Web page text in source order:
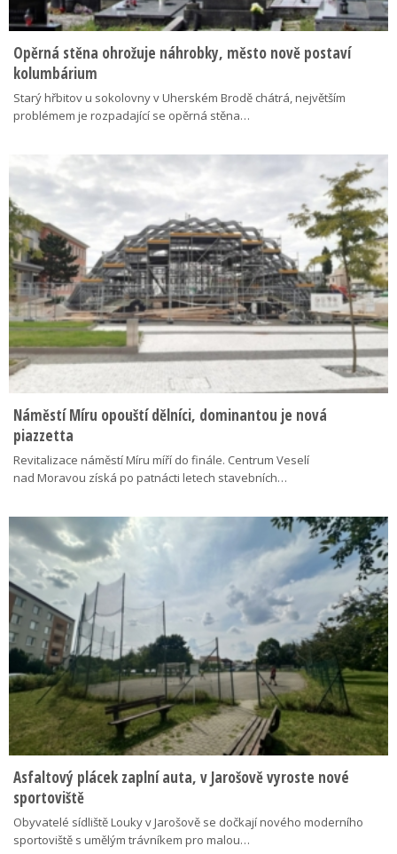
Opěrná stěna ohrožuje náhrobky, město nově postaví
kolumbárium
Starý hřbitov u sokolovny v Uherském Brodě chátrá, největším
problémem je rozpadající se opěrná stěna…
Náměstí Míru opouští dělníci, dominantou je nová
piazzetta
Revitalizace náměstí Míru míří do finále. Centrum Veselí
nad Moravou získá po patnácti letech stavebních…
Asfaltový plácek zaplní auta, v Jarošově vyroste nové
sportoviště
Obyvatelé sídliště Louky v Jarošově se dočkají nového moderního
sportoviště s umělým trávníkem pro malou…